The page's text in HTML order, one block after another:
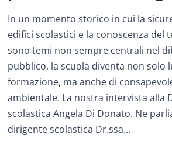
In un momento storico in cui la
edifici scolastici e la conoscenza del
sono temi non sempre centrali nel
pubblico, la scuola diventa non solo
formazione, ma anche di
ambientale. La nostra intervista alla
scolastica Angela Di Donato. Ne
dirigente scolastica Dr.ssa…